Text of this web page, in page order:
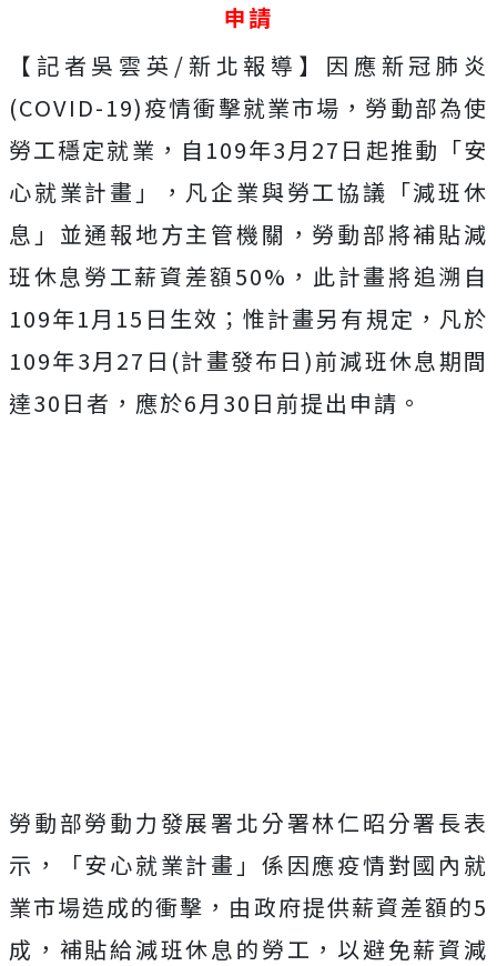
申請
【記者吳雲英/新北報導】因應新冠肺炎
(COVID-19)疫情衝擊就業市場，勞動部為使
勞工穩定就業，自109年3月27日起推動「安
心就業計畫」，凡企業與勞工協議「減班休
息」並通報地方主管機關，勞動部將補貼減
班休息勞工薪資差額50%，此計畫將追溯自
109年1月15日生效；惟計畫另有規定，凡於
109年3月27日(計畫發布日)前減班休息期間
達30日者，應於6月30日前提出申請。
勞動部勞動力發展署北分署林仁昭分署長表
示，「安心就業計畫」係因應疫情對國內就
業市場造成的衝擊，由政府提供薪資差額的5
成，補貼給減班休息的勞工，以避免薪資減